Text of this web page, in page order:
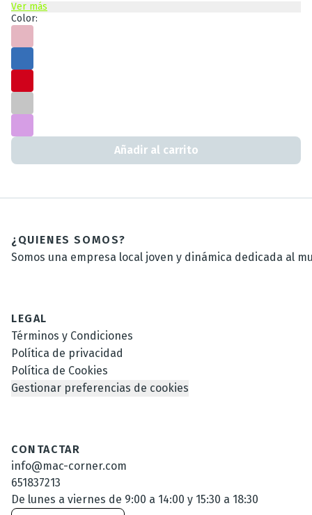
Ver más
Color:
Añadir al carrito
¿QUIENES SOMOS?
Somos una empresa local joven y dinámica dedicada al
LEGAL
Términos y Condiciones
Política de privacidad
Política de Cookies
Gestionar preferencias de cookies
CONTACTAR
info@mac-corner.com
651837213
De lunes a viernes de 9:00 a 14:00 y 15:30 a 18:30